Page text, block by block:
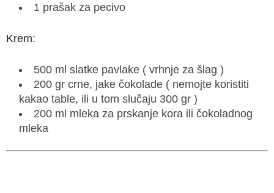
1 prašak za pecivo
Krem:
500 ml slatke pavlake ( vrhnje za šlag )
200 gr crne, jake čokolade ( nemojte koristiti
kakao table, ili u tom slučaju 300 gr )
200 ml mleka za prskanje kora ili čokoladnog
mleka